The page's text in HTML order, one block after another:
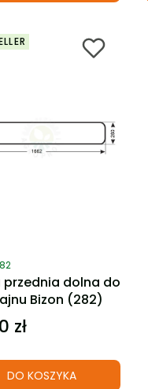
przednia dolna do
Bizon (282)
zł
DO KOSZYKA